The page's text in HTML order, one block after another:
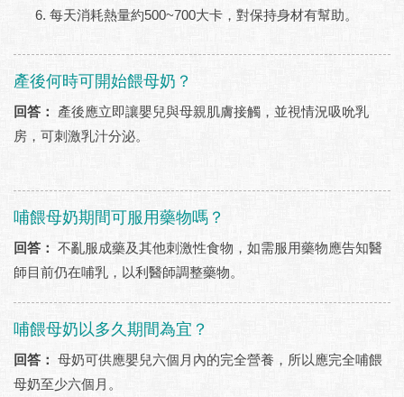
每天消耗熱量約500~700大卡，對保持身材有幫助。
產後何時可開始餵母奶？
回答：
產後應立即讓嬰兒與母親肌膚接觸，並視情況吸吮乳
房，可刺激乳汁分泌。
哺餵母奶期間可服用藥物嗎？
回答： 不亂服成藥及其他刺激性食物，如需服用藥物應告知醫
師目前仍在哺乳，以利醫師調整藥物。
哺餵母奶以多久期間為宜？
回答： 母奶可供應嬰兒六個月內的完全營養，所以應完全哺餵
母奶至少六個月。